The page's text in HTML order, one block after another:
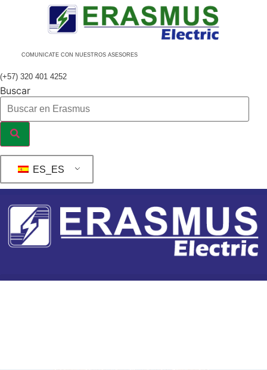
COMUNICATE CON NUESTROS ASESORES
(+57) 320 401 4252
Buscar
ES_ES